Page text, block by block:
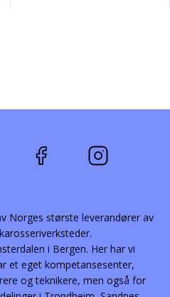
Norges største leverandører av
i Bergen. Her har vi
et eget kompetansesenter,
og teknikere, men også for